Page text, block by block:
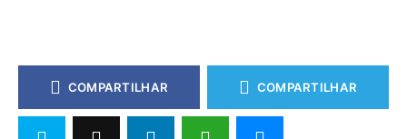
COMPARTILHAR COMPARTILHAR